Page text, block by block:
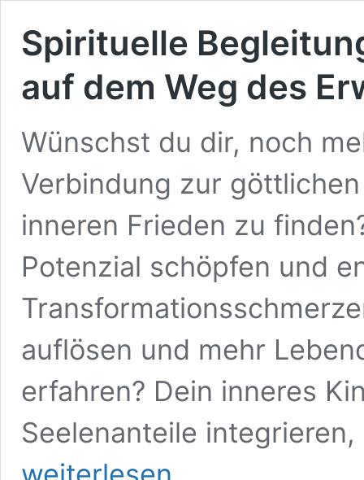
Spirituelle
auf dem Weg des
Wünschst du dir, noch
Verbindung zur
inneren Frieden zu
Potenzial schöpfen und
auflösen und mehr
erfahren? Dein inneres
Seelenanteile